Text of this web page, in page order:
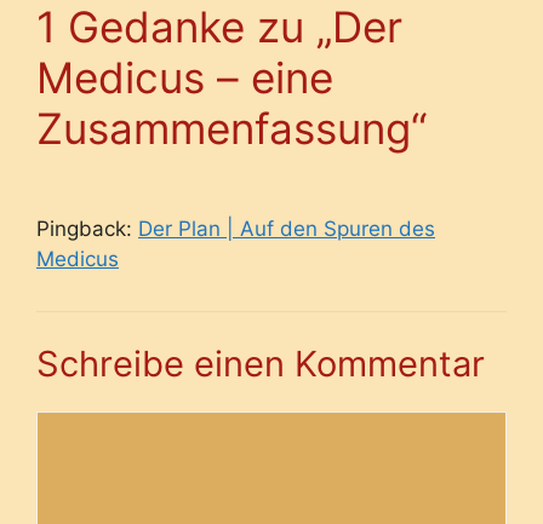
1 Gedanke zu „Der
Medicus – eine
Zusammenfassung“
Pingback: Der Plan | Auf den Spuren des
Medicus
Schreibe einen Kommentar